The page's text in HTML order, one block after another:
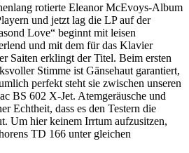
rotierte Eleanor McEvoys-Album
und jetzt lag die LP auf der
Love“ beginnt mit leisen
und mit dem für das Klavier
Saiten erklingt der Titel. Beim ersten
Stimme ist Gänsehaut garantiert,
perfekt steht sie zwischen unseren
BS 602 X-Jet. Atemgeräusche und
Echtheit, dass es den Testern die
Um hier keinem Irrtum aufzusitzen,
TD 166 unter gleichen